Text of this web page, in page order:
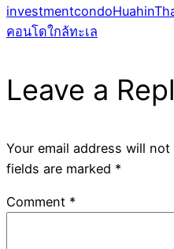
คอนโดใกล้ทะเล
Leave a
Your email address will
fields are marked *
Comment *